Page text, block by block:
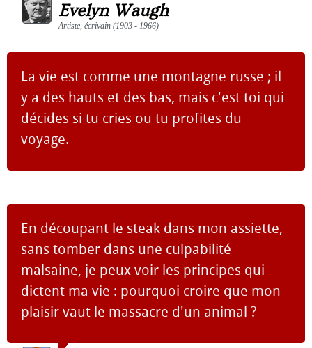
Evelyn Waugh
Artiste, écrivain (1903 - 1966)
La vie est comme une montagne russe ; il
y a des hauts et des bas, mais c'est toi qui
décides si tu cries ou tu profites du
voyage.
En découpant le steak dans mon assiette,
sans tomber dans une culpabilité
malsaine, je peux voir les principes qui
dictent ma vie : pourquoi croire que mon
plaisir vaut le massacre d'un animal ?